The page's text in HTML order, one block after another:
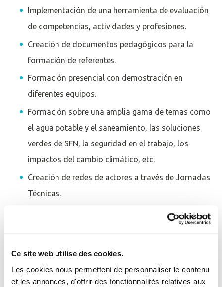
Ce site web utilise des cookies.
Les cookies nous permettent de personnaliser le contenu
et les annonces, d'offrir des fonctionnalités relatives aux
Implementación de una herramienta de evaluación
de competencias, actividades y profesiones.
Creación de documentos pedagógicos para la
formación de referentes.
Formación presencial con demostración en
diferentes equipos.
Formación sobre una amplia gama de temas como
el agua potable y el saneamiento, las soluciones
verdes de SFN, la seguridad en el trabajo, los
impactos del cambio climático, etc.
Creación de redes de actores a través de Jornadas
Técnicas.
Apoyo técnico e institucional -
Cooperación
Apoyo a proyectos internacionales.